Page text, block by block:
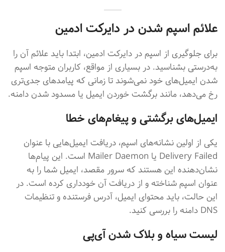
علائم اسپم شدن در دایرکت ادمین
برای جلوگیری از اسپم در دایرکت ادمین، ابتدا باید علائم آن را
به‌درستی بشناسید. در بسیاری از مواقع، کاربران متوجه اسپم
شدن ایمیل‌های خود نمی‌شوند تا زمانی که پیامدهای جدی‌تری
رخ می‌دهد، مانند برگشت خوردن ایمیل یا مسدود شدن دامنه.
ایمیل‌های برگشتی و پیغام‌های خطا
یکی از اولین نشانه‌های اسپم، دریافت ایمیل‌هایی با عنوان
Delivery Failed یا Mailer Daemon است. این پیام‌ها
نشان‌دهنده این هستند که سرور مقصد، ایمیل شما را به
عنوان اسپم شناخته و از دریافت آن خودداری کرده است. در
این حالت، باید محتوای ایمیل، آدرس فرستنده و تنظیمات
DNS دامنه را بررسی کنید.
لیست سیاه و بلاک شدن آی‌پی